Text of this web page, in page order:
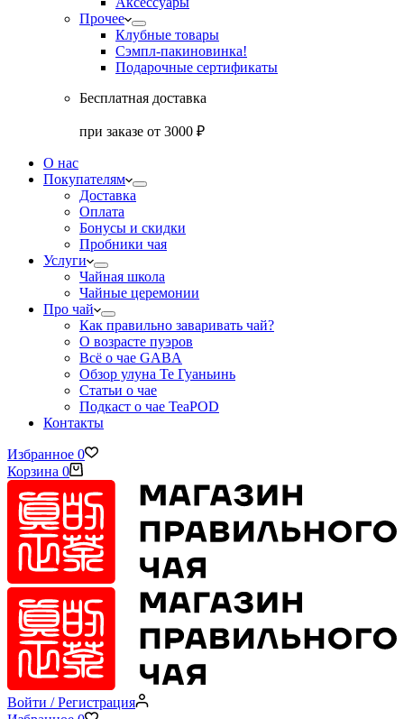
Прочее
Клубные товары
Сэмпл-пакиновинка!
Подарочные сертификаты
Бесплатная доставка
при заказе от 3000 ₽
О нас
Покупателям
Доставка
Оплата
Бонусы и скидки
Пробники чая
Услуги
Чайная школа
Чайные церемонии
Про чай
Как правильно заваривать чай?
О возрасте пуэров
Всё о чае GABA
Обзор улуна Те Гуаньинь
Статьи о чае
Подкаст о чае TeaPOD
Контакты
Избранное 0
Корзина 0
Войти / Регистрация